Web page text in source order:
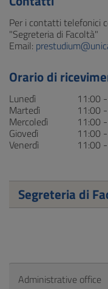
Per i contatti telefonici
"Segreteria di Facoltà"
Email:
Orario di
Lunedì 11:00
Martedì 11:00
Mercoledì 11:00
Giovedì 11:00
Venerdì 11:00
Segreteria di
Administrative office